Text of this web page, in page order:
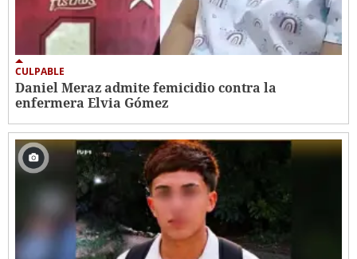
CULPABLE
Daniel Meraz admite femicidio contra la
enfermera Elvia Gómez